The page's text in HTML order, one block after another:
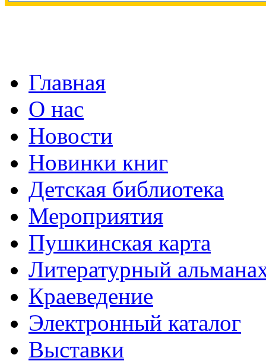
Главная
О нас
Новости
Новинки книг
Детская библиотека
Мероприятия
Пушкинская карта
Литературный
Краеведение
Электронный каталог
Выставки